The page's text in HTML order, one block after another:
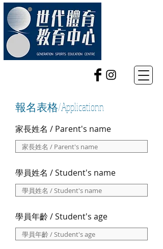
報名表格/Applicationn
家長姓名 / Parent's name
學員姓名 / Student's name
學員年齡 / Student's age